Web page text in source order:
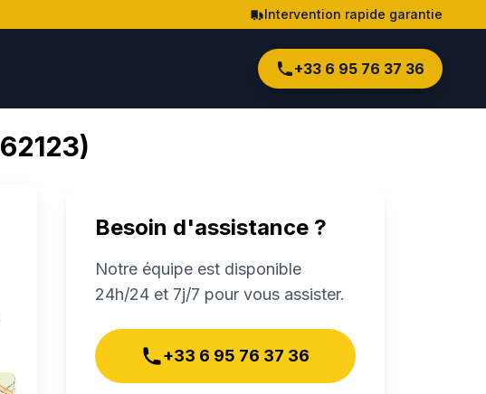
Intervention rapide garantie
+33 6 95 76 37 36
62123)
Besoin d'assistance ?
Notre équipe est disponible
24h/24 et 7j/7 pour vous assister.
+33 6 95 76 37 36